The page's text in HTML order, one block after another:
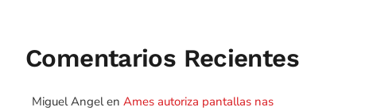
Comentarios Recientes
Miguel Angelen Ames autoriza pantallas nas